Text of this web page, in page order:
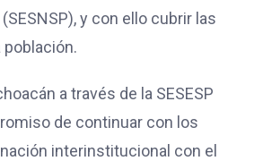
y con ello cubrir las
a través de la SESESP
de continuar con los
interinstitucional con el